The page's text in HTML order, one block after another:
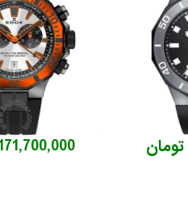
171,700,000